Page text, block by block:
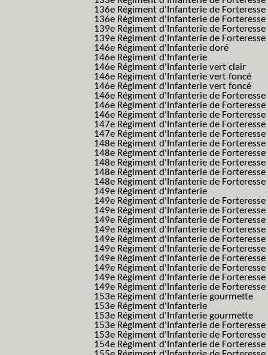
136e Régiment d'Infanterie de Forteresse
136e Régiment d'Infanterie de
139e Régiment d'Infanterie de
139e Régiment d'Infanterie de
146e Régiment d'Infanterie doré
146e Régiment d'Infanterie
146e Régiment d'Infanterie vert clair
146e Régiment d'Infanterie vert foncé
146e Régiment d'Infanterie vert foncé
146e Régiment d'Infanterie de
146e Régiment d'Infanterie de
146e Régiment d'Infanterie de
147e Régiment d'Infanterie de Forteresse
147e Régiment d'Infanterie de Forteresse
148e Régiment d'Infanterie de Forteresse
148e Régiment d'Infanterie de Forteresse
148e Régiment d'Infanterie de Forteresse
148e Régiment d'Infanterie de Forteresse
148e Régiment d'Infanterie de Forteresse
149e Régiment d'Infanterie
149e Régiment d'Infanterie de
149e Régiment d'Infanterie de
149e Régiment d'Infanterie de
149e Régiment d'Infanterie de
149e Régiment d'Infanterie de
149e Régiment d'Infanterie de
149e Régiment d'Infanterie de
149e Régiment d'Infanterie de
149e Régiment d'Infanterie de
149e Régiment d'Infanterie de
153e Régiment d'Infanterie gourmette
153e Régiment d'Infanterie
153e Régiment d'Infanterie gourmette
153e Régiment d'Infanterie de
153e Régiment d'Infanterie de
154e Régiment d'Infanterie de Forteresse